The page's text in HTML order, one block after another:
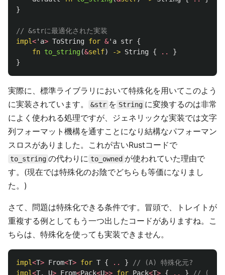
}
// &strに最適化された実装
impl<'a> ToString for &'a str {
fn to_string(&self) -> String { ..
}
}
実際に、標準ライブラリにおいて特殊化を用いてこのよう
に実装されています。
&str を String に変換するのは非常
によく使われる処理ですが、ジェネリックな実装では文字
列フォーマット機構を通すことになり結構なパフォーマン
スロスがありました。これが古いRustコードで
to_string の代わりに to_owned が使われていた理由で
す。(現在では特殊化のお陰でどちらも等価になりまし
た。)
さて、問題は特殊化できる条件です。冒頭で、トレイトが
重複する例としてもう一つ出したコードがありますね。こ
ちらは、特殊化を使っても実装できません。
impl<T> From<T> for T { .. }
// (A) 特殊化元?
impl<T, U> From<Pack<U>> for Pack<T> { .. }
// (B) 特